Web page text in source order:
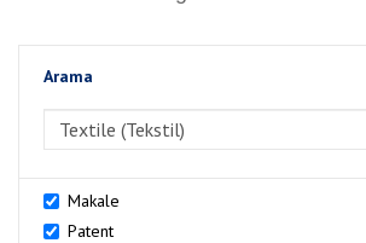
Arama
Makale
Patent